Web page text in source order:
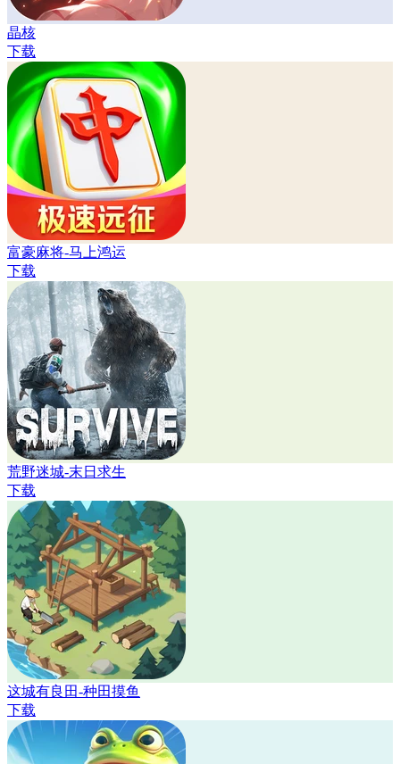
晶核
下载
富豪麻将-马上鸿运
下载
荒野迷城-末日求生
下载
这城有良田-种田摸鱼
下载